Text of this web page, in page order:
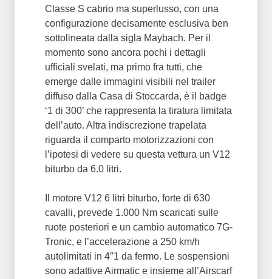
Classe S cabrio ma superlusso, con una
configurazione decisamente esclusiva ben
sottolineata dalla sigla Maybach. Per il
momento sono ancora pochi i dettagli
ufficiali svelati, ma primo fra tutti, che
emerge dalle immagini visibili nel trailer
diffuso dalla Casa di Stoccarda, è il badge
‘1 di 300’ che rappresenta la tiratura limitata
dell’auto. Altra indiscrezione trapelata
riguarda il comparto motorizzazioni con
l’ipotesi di vedere su questa vettura un V12
biturbo da 6.0 litri.
Il motore V12 6 litri biturbo, forte di 630
cavalli, prevede 1.000 Nm scaricati sulle
ruote posteriori e un cambio automatico 7G-
Tronic, e l’accelerazione a 250 km/h
autolimitati in 4″1 da fermo. Le sospensioni
sono adattive Airmatic e insieme all’Airscarf